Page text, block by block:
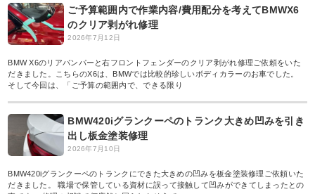
ご予算範囲内で作業内容/費用配分を考えてBMWX6
のクリア剥がれ修理
2026年7月12日
BMW X6のリアバンパーと右フロントフェンダーのクリア剥がれ修理ご依頼をいた
だきました。こちらのX6は、BMWでは比較的珍しいボディカラーのお車でした。
そして今回は、「ご予算の範囲内で、できる限り
BMW420iグランクーペのトランク大きめ凹みを引き
出し板金塗装修理
2026年7月10日
BMW420iグランクーペのトランクにできた大きめの凹みを板金塗装修理ご依頼いた
だきました。 職場で保管している資材に誤って接触して凹みができてしまったとの